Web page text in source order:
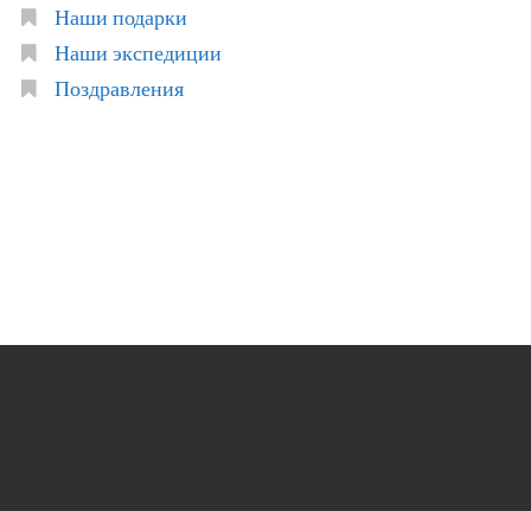
Наши подарки
Наши экспедиции
Поздравления